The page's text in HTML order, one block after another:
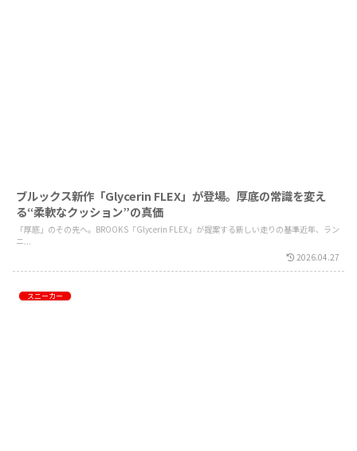
ブルックス新作「Glycerin FLEX」が登場。厚底の常識を変え
る“柔軟なクッション”の真価
「厚底」のその先へ。BROOKS「Glycerin FLEX」が提案する新しい走りの基準近年、ラン
ニ...
2026.04.27
スニーカー